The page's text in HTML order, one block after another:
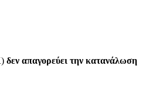
δεν απαγορεύει την κατανάλωση